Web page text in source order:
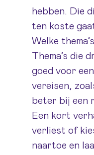
hebben. Die
ten koste
Welke
Thema’s die
goed voor
vereisen,
beter bij een
Een kort
verliest of
naartoe en